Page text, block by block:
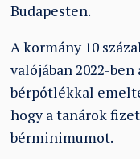
Budapesten.
A kormány 10
valójában 2022-
bérpótlékkal
hogy a tanárok
bérminimumot.